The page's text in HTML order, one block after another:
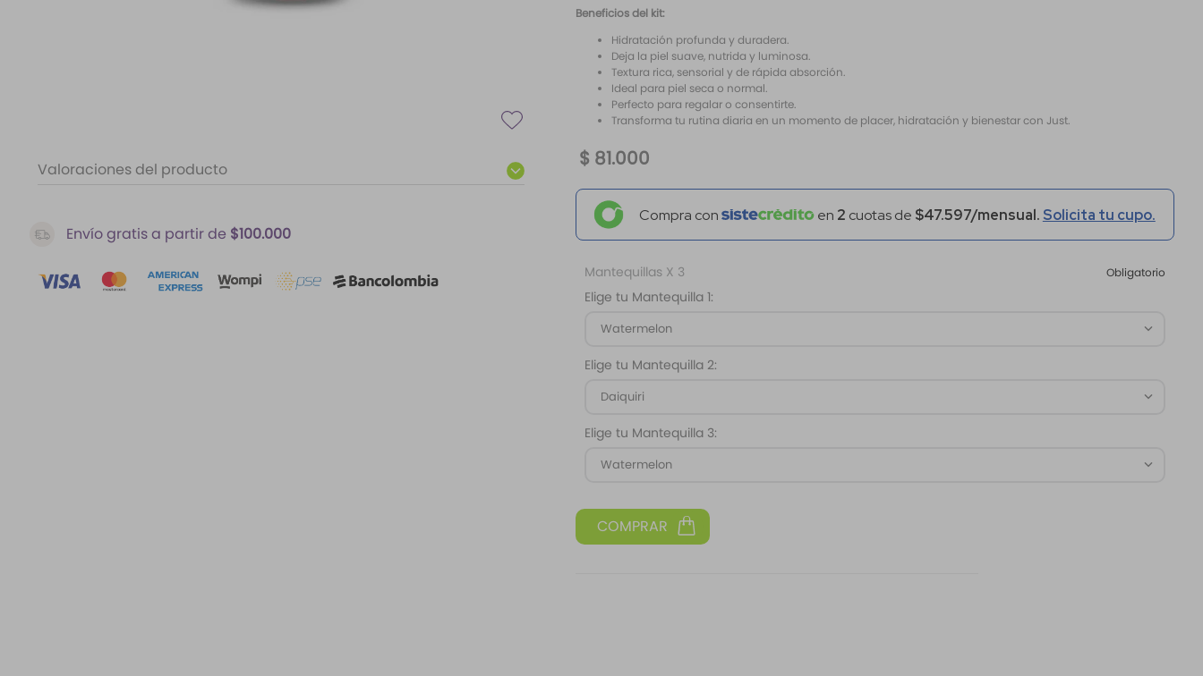
Valoraciones del producto
Envío gratis a partir de $100.000
Beneficios del kit:
Hidratación profunda y duradera.
Deja la piel suave, nutrida y luminosa.
Textura rica, sensorial y de rápida absorción.
Ideal para piel seca o normal.
Perfecto para regalar o consentirte.
Transforma tu rutina diaria en un momento de placer, hidratación y bienestar con Just.
$ 81.000
Compra con en 2 cuotas de $47.597/mensual. Solicita tu cupo.
Mantequillas X 3 Obligatorio
Elige tu Mantequilla 1:
Watermelon
Elige tu Mantequilla 2:
Daiquiri
Elige tu Mantequilla 3:
Watermelon